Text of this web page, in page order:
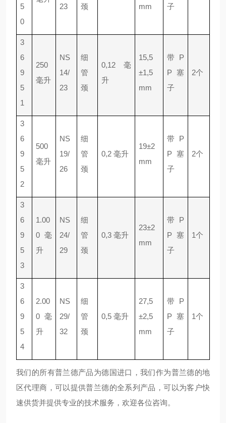
5
0
23
颈
mm
子
3
6
9
5
1
250
毫升
NS
14/
23
细
管
颈
0,12 毫
升
15,5
±1,5
mm
带 P
P 塞
子
2个
3
6
9
5
2
500
毫升
NS
19/
26
细
管
颈
0,2 毫升
19±2
mm
带 P
P 塞
子
2个
3
6
9
5
3
1.00
0 毫
升
NS
24/
29
细
管
颈
0,3 毫升
23±2
mm
带 P
P 塞
子
1个
3
6
9
5
4
2.00
0 毫
升
NS
29/
32
细
管
颈
0,5 毫升
27,5
±2,5
mm
带 P
P 塞
子
1个
我们的所有普兰德产品为德国进口，我们作为普兰德的地
区代理商，可以提供普兰德的全系列产品，可以为客户快
速供货并提供专业的技术服务，欢迎各位咨询。